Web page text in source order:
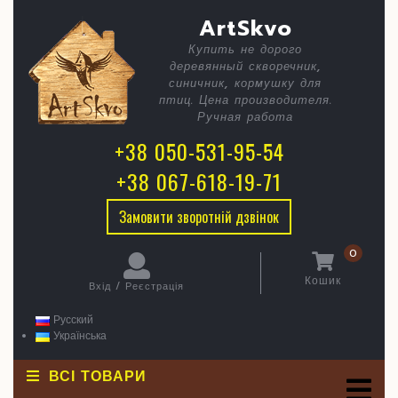
ArtSkvoЛелека
над
стріхою
Купить не дорого
деревянный скворечник,
синичник, кормушку для
птиц. Цена производителя.
Ручная работа
+38 050-531-95-54
+38 067-618-19-71
Замовити зворотній дзвінок
Вхід / Реєстрація
Кошик
0
Русский
Українська
ВСІ ТОВАРИ